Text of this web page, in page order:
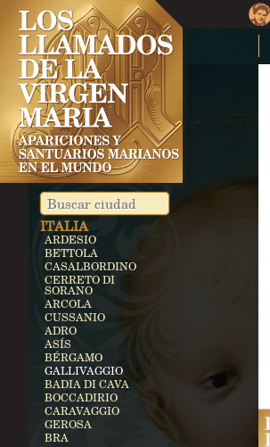
CUBA
COSTA RICA
CARTAGO
EGIPTO
ZEITÚN
ALEMANIA
KEVELAER
HEROLDSBACH
HEEDE
MARIENFRIED
INDIA
VAILANKANNI
KALLIKULAM
ITALIA
ARDESIO
BETTOLA
CASALBORDINO
CERRETO DI
SORANO
ARCOLA
CUSSANIO
ADRO
ASÍS
BÉRGAMO
GALLIVAGGIO
BADIA DI CAVA
BOCCADIRIO
CARAVAGGIO
GEROSA
BRA